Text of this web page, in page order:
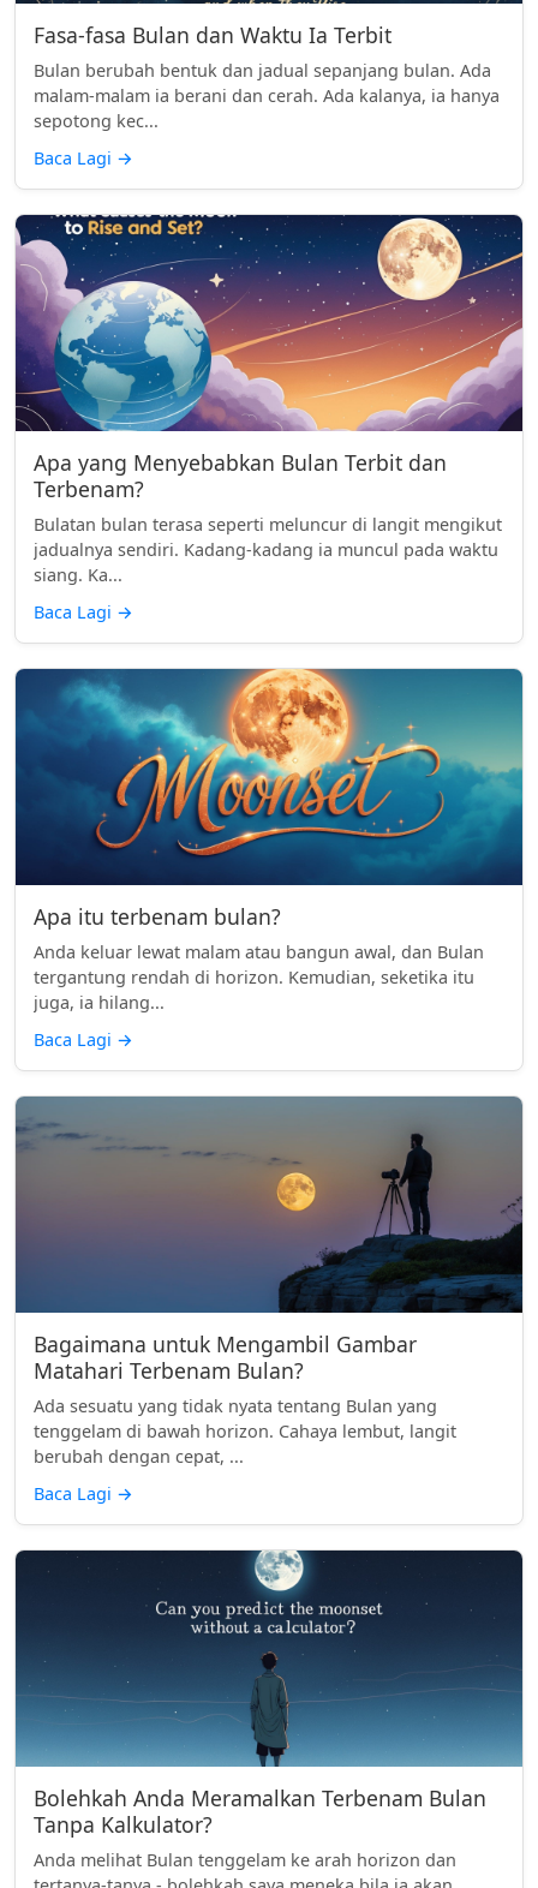
Fasa-fasa Bulan dan Waktu Ia Terbit
Bulan berubah bentuk dan jadual sepanjang bulan. Ada
malam-malam ia berani dan cerah. Ada kalanya, ia hanya
sepotong kec...
Baca Lagi →
Apa yang Menyebabkan Bulan Terbit dan
Terbenam?
Bulatan bulan terasa seperti meluncur di langit mengikut
jadualnya sendiri. Kadang-kadang ia muncul pada waktu
siang. Ka...
Baca Lagi →
Apa itu terbenam bulan?
Anda keluar lewat malam atau bangun awal, dan Bulan
tergantung rendah di horizon. Kemudian, seketika itu
juga, ia hilang...
Baca Lagi →
Bagaimana untuk Mengambil Gambar
Matahari Terbenam Bulan?
Ada sesuatu yang tidak nyata tentang Bulan yang
tenggelam di bawah horizon. Cahaya lembut, langit
berubah dengan cepat, ...
Baca Lagi →
Bolehkah Anda Meramalkan Terbenam Bulan
Tanpa Kalkulator?
Anda melihat Bulan tenggelam ke arah horizon dan